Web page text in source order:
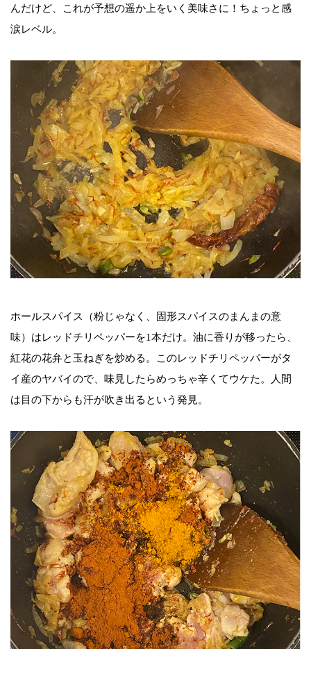
んだけど、これが予想の遥か上をいく美味さに！ちょっと感
涙レベル。
ホールスパイス（粉じゃなく、固形スパイスのまんまの意
味）はレッドチリペッパーを1本だけ。油に香りが移ったら、
紅花の花弁と玉ねぎを炒める。このレッドチリペッパーがタ
イ産のヤバイので、味見したらめっちゃ辛くてウケた。人間
は目の下からも汗が吹き出るという発見。